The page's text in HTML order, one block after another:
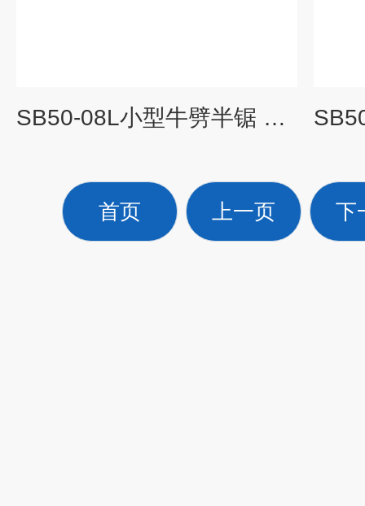
SB50-08L小型牛劈半锯 劈半开胸设备
首页 上一页 下